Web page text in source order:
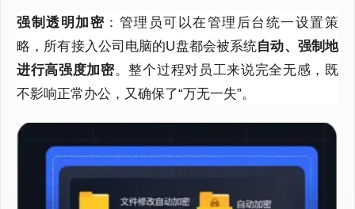
强制透明加密 ：管理员可以在管理后台统一设置策
略，所有接入公司电脑的U盘都会被系统自动、强制地
进行高强度加密。整个过程对员工来说完全无感，既
不影响正常办公，又确保了“万无一失”。